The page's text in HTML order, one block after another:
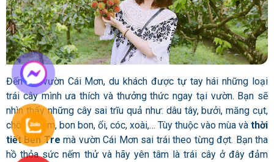
Đến với vườn Cái Mơn, du khách được tự tay hái những loại
trái cây mình ưa thích và thưởng thức ngay tại vườn. Bạn sẽ
nhìn thấy những cây sai trĩu quả như: dâu tây, bưởi, măng cụt,
chôm chôm, bon bon, ổi, cóc, xoài,… Tùy thuộc vào mùa và thời
tiết Bến Tre mà vườn Cái Mơn sai trái theo từng đợt. Bạn tha
hồ thỏa sức nếm thử và hãy yên tâm là trái cây ở đây đảm